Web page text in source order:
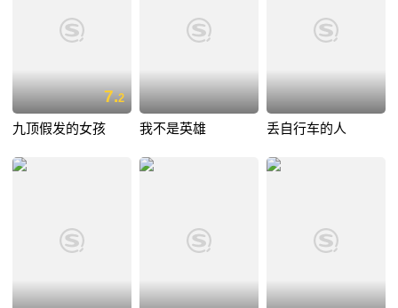
7.2
九顶假发的女孩 我不是英雄 丢自行车的人